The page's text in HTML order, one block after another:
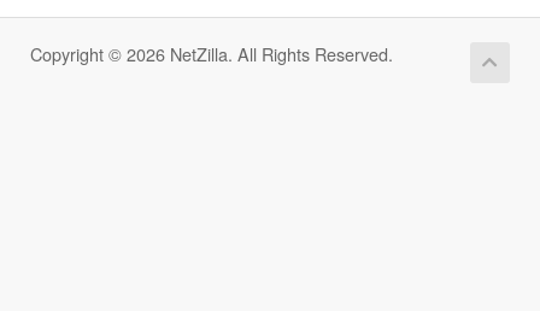
Copyright © 2026 NetZilla. All Rights Reserved.